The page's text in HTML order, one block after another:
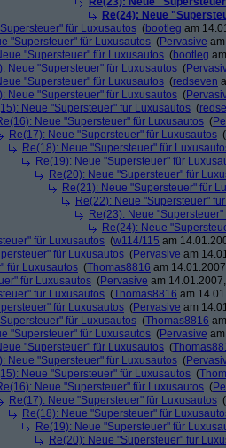
Re(24): Neue
für Luxusautos (bootleg am
"Supersteuer" für Luxusautos (Pervasive
"Supersteuer" für Luxusautos (bootleg
Neue "Supersteuer" für Luxusautos (
"Supersteuer" für Luxusautos (redseven
Neue "Supersteuer" für Luxusautos (
Neue "Supersteuer" für Luxusautos (
Neue "Supersteuer" für Luxusautos (
Re(17): Neue "Supersteuer" für Luxusautos (
Re(18): Neue "Supersteuer" für
Re(19): Neue "Supersteuer" für
Re(20): Neue "Supersteuer" für
Re(21): Neue "Supersteuer" für
Re(22): Neue "Supersteuer"
Re(23): Neue
Re(24): Neue
für Luxusautos (w114/115 am
für Luxusautos (Pervasive am
für Luxusautos (Thomas8816 am
für Luxusautos (Pervasive am
für Luxusautos (Thomas8816 am
für Luxusautos (Pervasive am
für Luxusautos (Thomas8816
"Supersteuer" für Luxusautos (Pervasive
"Supersteuer" für Luxusautos (
Neue "Supersteuer" für Luxusautos (
Neue "Supersteuer" für Luxusautos (
Neue "Supersteuer" für Luxusautos (
Re(17): Neue "Supersteuer" für Luxusautos (
Re(18): Neue "Supersteuer" für
Re(19): Neue "Supersteuer" für
Re(20): Neue "Supersteuer" für